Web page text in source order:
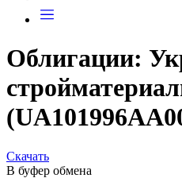
Облигации:
Скачать
В буфер обмена